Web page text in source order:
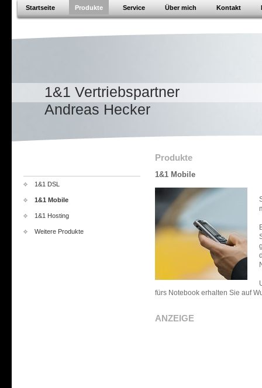
Startseite Produkte Service Über mich Kontakt
1&1 Vertriebspartner
Andreas Hecker
1&1 DSL
1&1 Mobile
1&1 Hosting
Weitere Produkte
Produkte
1&1 Mobile
fürs Notebook erhalten Sie auf
ANZEIGE